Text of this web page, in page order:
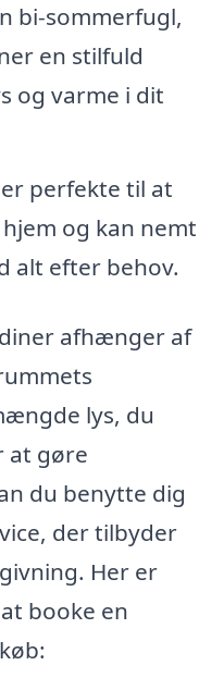
bi-sommerfugl,
en stilfuld
og varme i dit
er perfekte til at
og kan nemt
alt efter behov.
afhænger af
lys, du
at gøre
du benytte dig
der tilbyder
Her er
booke en